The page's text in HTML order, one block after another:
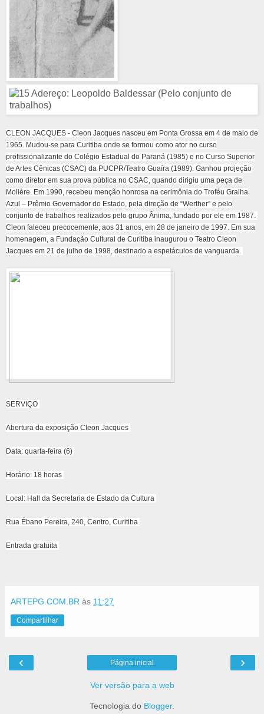
CLEON JACQUES - Cleon Jacques nasceu em Ponta Grossa em 4 de maio de
1965. Mudou-se para Curitiba onde se formou como ator no curso
profissionalizante do Colégio Estadual do Paraná (1985) e no Curso Superior
de Artes Cênicas (CSAC) da PUCPR/Teatro Guaíra (1989). Ganhou projeção
como diretor em sua prova pública no CSAC, quando dirigiu uma peça de
Molière. Em 1990, recebeu menção honrosa na cerimônia do Troféu Gralha
Azul – Prêmio Governador do Estado, pela direção de “Werther” e pelo
conjunto de trabalhos realizados pelo grupo Ânima, fundado por ele em 1987.
Cleon faleceu precocemente, aos 31 anos, em 28 de janeiro de 1997. Em sua
homenagem, a Fundação Cultural de Curitiba inaugurou o Teatro Cleon
Jacques em 21 de julho de 1998, destinado a espetáculos de vanguarda.
SERVIÇO
Abertura da exposição Cleon Jacques
Data: quarta-feira (6)
Horário: 18 horas
Local: Hall da Secretaria de Estado da Cultura
Rua Ébano Pereira, 240, Centro, Curitiba
Entrada gratuita
ARTEPG.COM.BR às 11:27
Compartilhar
‹ ›
Página inicial
Ver versão para a web
Tecnologia do Blogger.